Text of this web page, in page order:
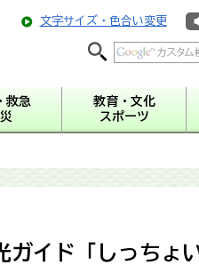
文字サイズ・色合い変更
救急
教育・文化
スポーツ
ガイド「しっちょ